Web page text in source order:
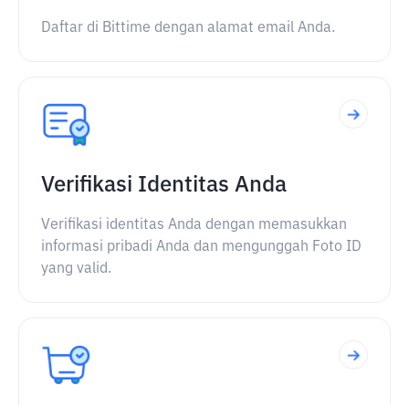
Daftar di Bittime dengan alamat email Anda.
Verifikasi Identitas Anda
Verifikasi identitas Anda dengan memasukkan
informasi pribadi Anda dan mengunggah Foto ID
yang valid.